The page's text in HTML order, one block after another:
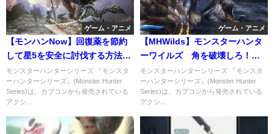
ゲーム・アニメ
【モンハンNow】回復薬を節約
して星5を安全に討伐する方法が
凄い！特に無課金プレイに超お
すすめ。
モンスターハンターシリーズ 『モンスタ
ーハンターシリーズ』(Monster Hunter
Series)は、カプコンから発売されている
アクシ...
ゲーム・アニメ
【MHWilds】モンスターハンタ
ーワイルズ 角を破壊しろ！ジ
ンオウガ大連続狩猟で雷属性攻
撃強化
モンスターハンターシリーズ 『モンスタ
ーハンターシリーズ』(Monster Hunter
Series)は、カプコンから発売されている
アクシ...